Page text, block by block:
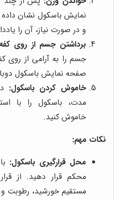
نمایش باسکول نشان
و در صورت نیاز، آن را
برداشتن جسم از روی
جسم را به آرامی از روی
صفحه نمایش باسکول
خاموش کردن باسکول:
مدت، باسکول را با
خاموش کنید.
نکات مهم:
محل قرارگیری باسکول:
محکم قرار دهید. از
مستقیم خورشید، رطوبت و